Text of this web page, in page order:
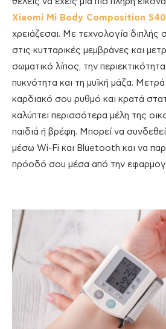
Xiaomi Mi Body Composition
χρειάζεσαι. Με τεχνολογία διπλής
στις κυτταρικές μεμβράνες και
σωματικό λίπος, την
πυκνότητα και τη μυϊκή μάζα.
καρδιακό σου ρυθμό και κρατά
καλύπτει περισσότερα μέλη της
παιδιά ή βρέφη. Μπορεί να
μέσω Wi-Fi και Bluetooth και να
πρόοδό σου μέσα από την